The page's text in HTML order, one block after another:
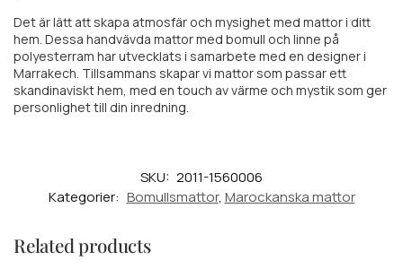
Det är lätt att skapa atmosfär och mysighet med mattor i ditt
hem. Dessa handvävda mattor med bomull och linne på
polyesterram har utvecklats i samarbete med en designer i
Marrakech. Tillsammans skapar vi mattor som passar ett
skandinaviskt hem, med en touch av värme och mystik som ger
personlighet till din inredning.
SKU: 2011-1560006
Kategorier: Bomullsmattor, Marockanska mattor
Related products